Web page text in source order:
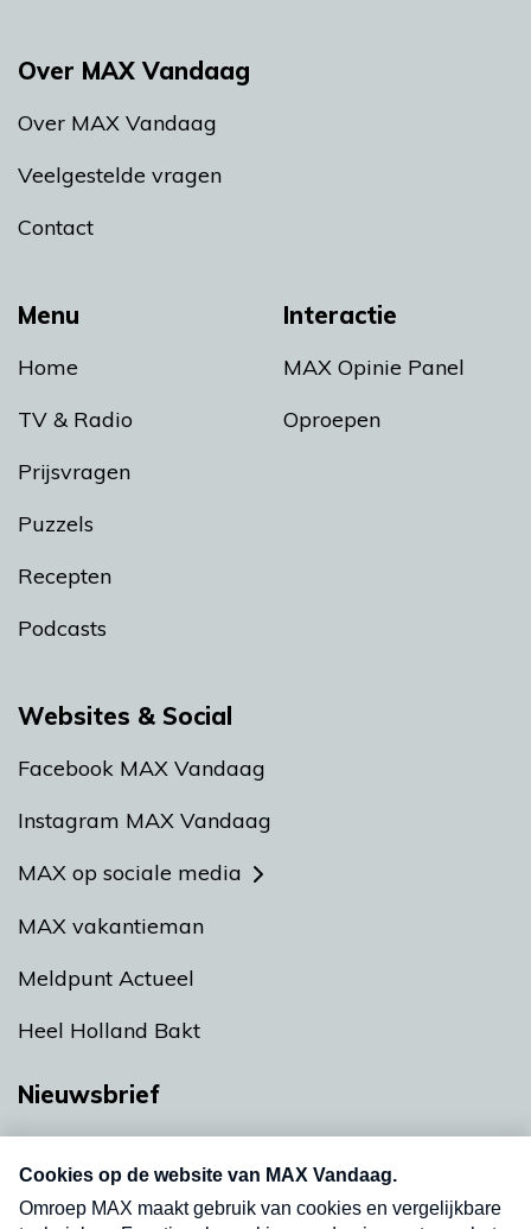
Menu
Home
TV & Radio
Prijsvragen
Puzzels
Recepten
Podcasts
Interactie
MAX Opinie Panel
Oproepen
Over MAX Vandaag
Over MAX Vandaag
Veelgestelde vragen
Contact
Websites & Social
Facebook MAX Vandaag
Instagram MAX Vandaag
MAX op sociale media
MAX vakantieman
Meldpunt Actueel
Heel Holland Bakt
Nieuwsbrief
nieuwsbrief. Elke vrijdag- en dinsdagochtend in
uw mailbox.